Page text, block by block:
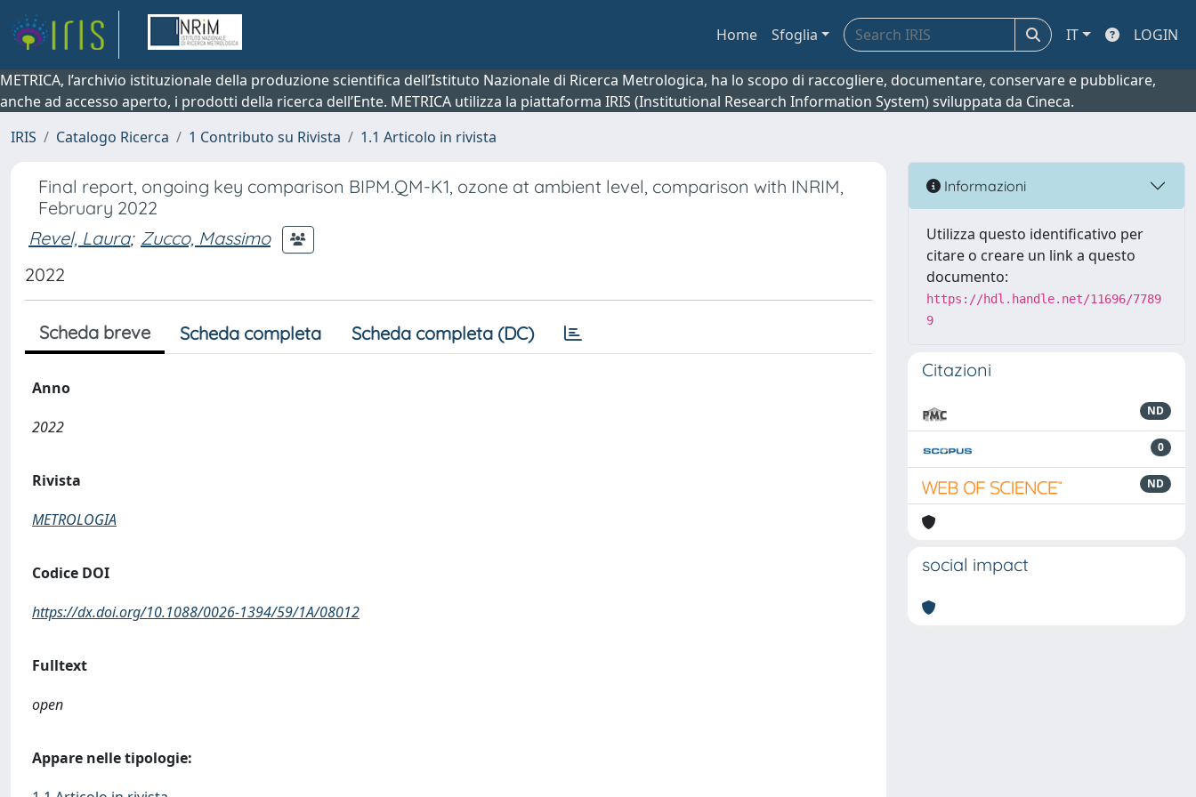
Home Sfoglia IT LOGIN
METRICA, l’archivio istituzionale della produzione scientifica dell’Istituto Nazionale di Ricerca Metrologica, ha lo scopo di raccogliere, documentare, conservare e pubblicare,
anche ad accesso aperto, i prodotti della ricerca dell’Ente. METRICA utilizza la piattaforma IRIS (Institutional Research Information System) sviluppata da Cineca.
IRIS
Catalogo Ricerca 1 Contributo su Rivista 1.1 Articolo in rivista
Final report, ongoing key comparison BIPM.QM-K1, ozone at ambient level, comparison with INRIM,
February 2022
Revel, Laura; Zucco, Massimo
2022
Scheda breve Scheda completa Scheda completa (DC)
Anno
2022
Rivista
METROLOGIA
Codice DOI
https://dx.doi.org/10.1088/0026-1394/59/1A/08012
Fulltext
open
Appare nelle tipologie:
Informazioni
Utilizza questo identificativo per
citare o creare un link a questo
documento:
https://hdl.handle.net/11696/7789
9
Citazioni
ND
0
ND
social impact